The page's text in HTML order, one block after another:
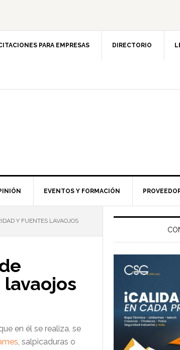
PARA EMPRESAS DIRECTORIO
EVENTOS Y FORMACIÓN
Y FUENTES LAVAOJOS
en él se realiza, se
, salpicaduras o
Barra
principal